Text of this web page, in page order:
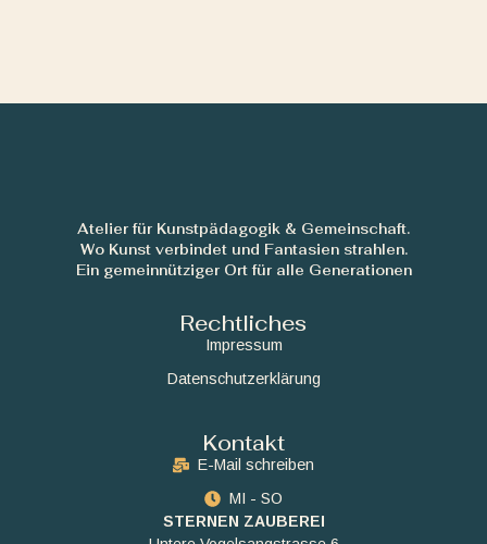
Atelier für Kunstpädagogik & Gemeinschaft.
Wo Kunst verbindet und Fantasien strahlen.
Ein gemeinnütziger Ort für alle Generationen
Rechtliches
Impressum
Datenschutzerklärung
Kontakt
E-Mail schreiben
MI - SO
STERNEN ZAUBEREI